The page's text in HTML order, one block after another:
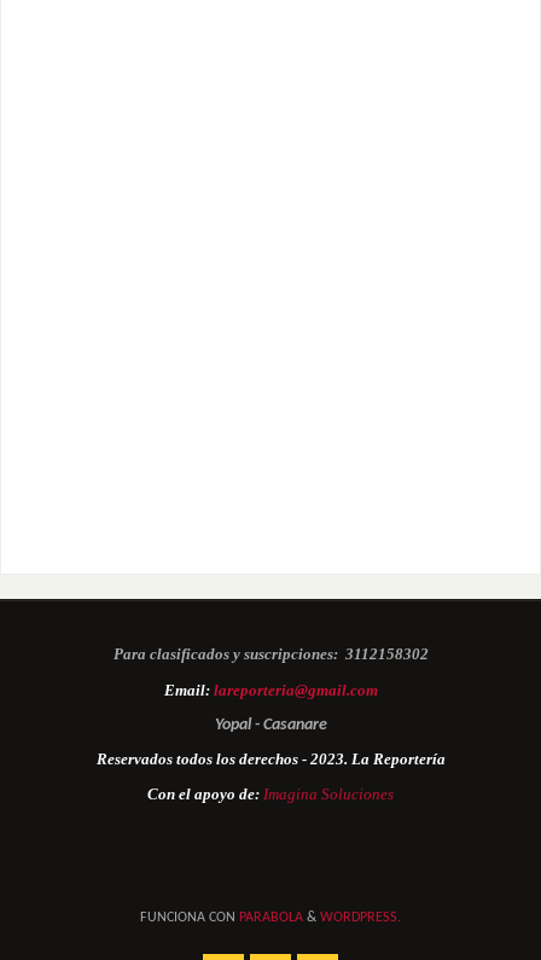
Para clasificados y suscripciones: 3112158302
Email: lareporteria@gmail.com
Yopal - Casanare
Reservados todos los derechos - 2023. La Reportería
Con el apoyo de: Imagina Soluciones
FUNCIONA CON PARABOLA & WORDPRESS.